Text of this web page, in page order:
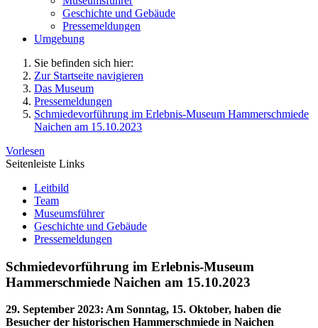
Geschichte und Gebäude
Pressemeldungen
Umgebung
Sie befinden sich hier:
Zur Startseite navigieren
Das Museum
Pressemeldungen
Schmiedevorführung im Erlebnis-Museum Hammerschmiede
Naichen am 15.10.2023
Vorlesen
Seitenleiste Links
Leitbild
Team
Museumsführer
Geschichte und Gebäude
Pressemeldungen
Schmiedevorführung im Erlebnis-Museum
Hammerschmiede Naichen am 15.10.2023
29. September 2023: Am Sonntag, 15. Oktober, haben die
Besucher der historischen Hammerschmiede in Naichen